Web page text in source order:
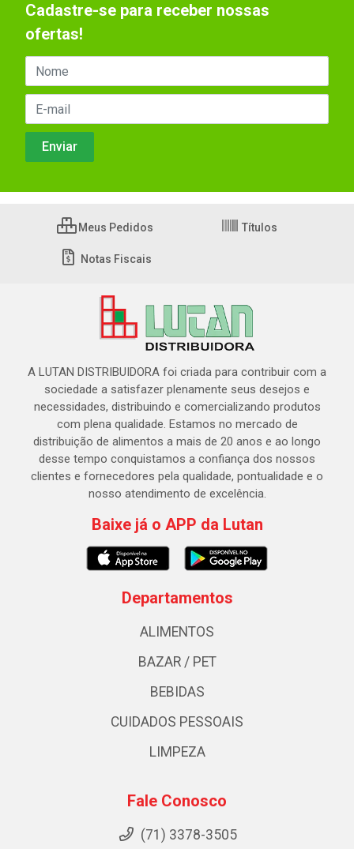
Cadastre-se para receber nossas
ofertas!
Meus Pedidos Títulos
Notas Fiscais
A LUTAN DISTRIBUIDORA foi criada para contribuir com a
sociedade a satisfazer plenamente seus desejos e
necessidades, distribuindo e comercializando produtos
com plena qualidade. Estamos no mercado de
distribuição de alimentos a mais de 20 anos e ao longo
desse tempo conquistamos a confiança dos nossos
clientes e fornecedores pela qualidade, pontualidade e o
nosso atendimento de excelência.
Baixe já o APP da Lutan
Departamentos
ALIMENTOS
BAZAR / PET
BEBIDAS
CUIDADOS PESSOAIS
LIMPEZA
Fale Conosco
(71) 3378-3505